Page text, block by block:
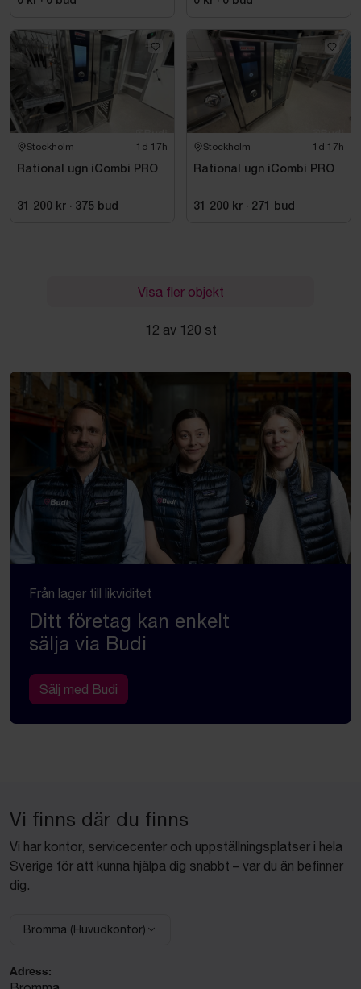
Stockholm 1d 17h
Rational ugn iCombi PRO
31 200 kr · 375 bud
Stockholm 1d 17h
Rational ugn iCombi PRO
31 200 kr · 271 bud
Visa fler objekt
12 av 120 st
Från lager till likviditet
Ditt företag kan enkelt
sälja via Budi
Sälj med Budi
Vi finns där du finns
Vi har kontor, servicecenter och uppställningsplatser i hela
Sverige för att kunna hjälpa dig snabbt – var du än befinner
dig.
Välj anläggning:
Bromma (Huvudkontor)
Adress: